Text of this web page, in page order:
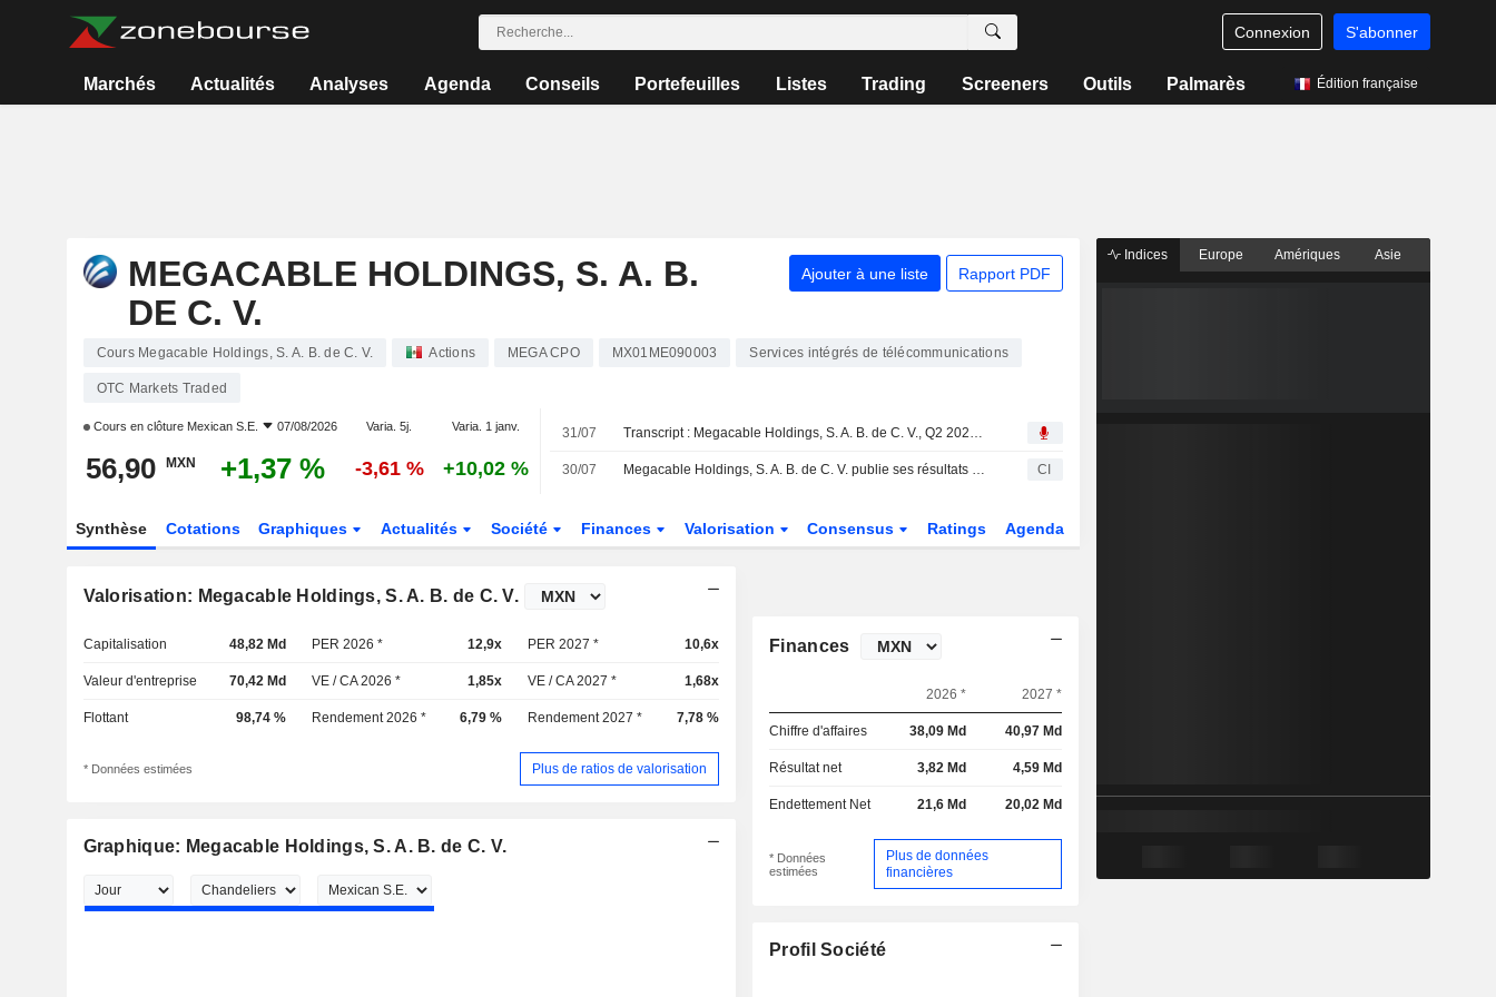
Connexion S'abonner
Marchés Actualités Analyses Agenda Conseils Portefeuilles Listes Trading Screeners Outils Palmarès Édition française
MEGACABLE HOLDINGS, S. A. B.
DE C. V.
Ajouter à une liste Rapport PDF
Cours Megacable Holdings, S. A. B. de C. V. Actions MEGA CPO MX01ME090003 Services intégrés de télécommunications
OTC Markets Traded
Cours en clôture Mexican S.E. 07/08/2026 Varia. 5j. Varia. 1 janv.
56,90 MXN +1,37 % -3,61 % +10,02 %
31/07 Transcript : Megacable Holdings, S. A. B. de C. V., Q2 2026 Earnings Call, Jul 31, 2026
30/07 Megacable Holdings, S. A. B. de C. V. publie ses résultats pour le deuxième trimestre et le premier semestre clos le 30 juin 2026 CI
Synthèse Cotations Graphiques Actualités Société Finances Valorisation Consensus Ratings Agenda
Valorisation: Megacable Holdings, S. A. B. de C. V.
Capitalisation 48,82 Md PER 2026 * 12,9x PER 2027 * 10,6x
Valeur d'entreprise 70,42 Md VE / CA 2026 * 1,85x VE / CA 2027 * 1,68x
Flottant 98,74 % Rendement 2026 * 6,79 % Rendement 2027 * 7,78 %
* Données estimées Plus de ratios de valorisation
Graphique: Megacable Holdings, S. A. B. de C. V.
Finances
2026 * 2027 *
Chiffre d'affaires 38,09 Md 40,97 Md
Résultat net 3,82 Md 4,59 Md
Endettement Net 21,6 Md 20,02 Md
* Données
estimées
Plus de données
financières
Profil Société
Indices Europe Amériques Asie